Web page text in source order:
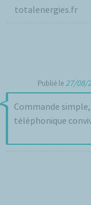
totalenergies.fr
Publié le27/08/
Commande
téléphonique